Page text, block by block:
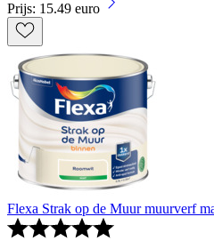
Prijs: 15.49 euro
Flexa Strak op de Muur muurverf